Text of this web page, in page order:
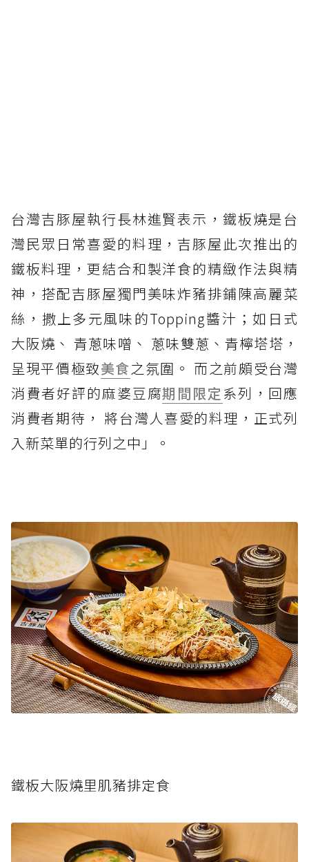
台灣吉豚屋執行長林進賢表示，鐵板燒是台
灣民眾日常喜愛的料理，吉豚屋此次推出的
鐵板料理，更結合和製洋食的精緻作法與精
神，搭配吉豚屋獨門美味炸豬排鋪陳高麗菜
絲，撒上多元風味的Topping醬汁；如日式
大阪燒、 青蔥味噌、 蔥味雙蔥、青檸塔塔，
呈現平價極致美食之氛圍。 而之前頗受台灣
消費者好評的麻婆豆腐期間限定 系列，回應
消費者期待， 將台灣人喜愛的料理，正式列
入新菜單的行列之中」。
鐵板大阪燒里肌豬排定食